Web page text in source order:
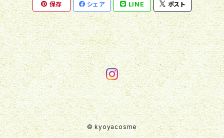
ヘア・ボディ
保存 シェア LINE ポスト
© kyoyacosme